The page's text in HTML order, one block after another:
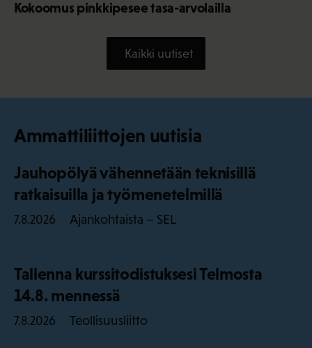
Kokoomus pinkkipesee tasa-arvolailla
Kaikki uutiset
Ammattiliittojen uutisia
Jauhopölyä vähennetään teknisillä
ratkaisuilla ja työmenetelmillä
7.8.2026 Ajankohtaista – SEL
Tallenna kurssitodistuksesi Telmosta
14.8. mennessä
7.8.2026 Teollisuusliitto